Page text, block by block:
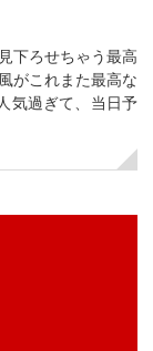
下ろせちゃう最高
がこれまた最高な
気過ぎて、当日予